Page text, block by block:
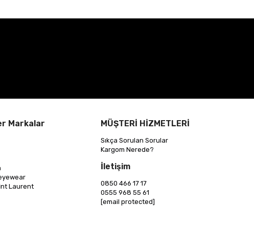
Markalar
Laurent
MÜŞTERİ HİZMETLERİ
Sıkça Sorulan Sorular
Kargom Nerede?
İletişim
0850 466 17 17
0555 968 55 61
[email protected]